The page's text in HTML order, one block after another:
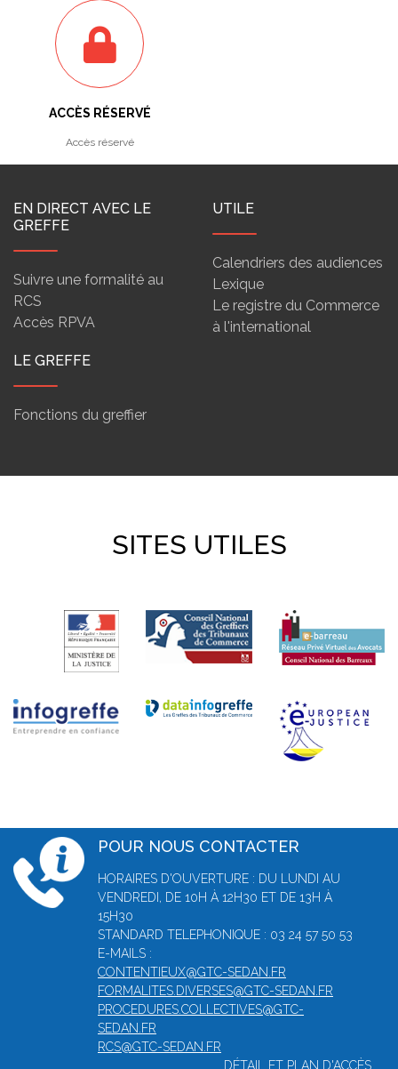
ACCÈS RÉSERVÉ
Accès réservé
EN DIRECT AVEC LE
GREFFE
Suivre une formalité au
RCS
Accès RPVA
UTILE
Calendriers des audiences
Lexique
Le registre du Commerce
à l'international
LE GREFFE
Fonctions du greffier
SITES UTILES
POUR NOUS CONTACTER
HORAIRES D'OUVERTURE : DU LUNDI AU
VENDREDI, DE 10H À 12H30 ET DE 13H À
15H30
STANDARD TELEPHONIQUE : 03 24 57 50 53
E-MAILS :
CONTENTIEUX@GTC-SEDAN.FR
FORMALITES.DIVERSES@GTC-SEDAN.FR
PROCEDURES.COLLECTIVES@GTC-
SEDAN.FR
RCS@GTC-SEDAN.FR
DÉTAIL ET PLAN D'ACCÈS